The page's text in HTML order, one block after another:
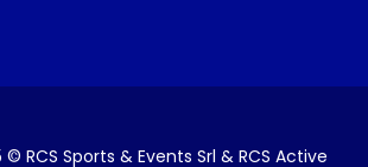
RCS Sports & Events Srl & RCS Active